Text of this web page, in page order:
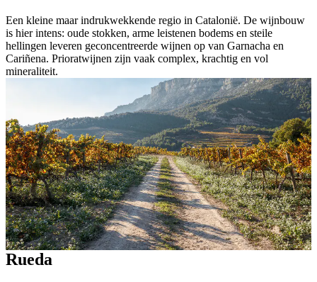
Een kleine maar indrukwekkende regio in Catalonië. De wijnbouw
is hier intens: oude stokken, arme leistenen bodems en steile
hellingen leveren geconcentreerde wijnen op van Garnacha en
Cariñena. Prioratwijnen zijn vaak complex, krachtig en vol
mineraliteit.
Rueda